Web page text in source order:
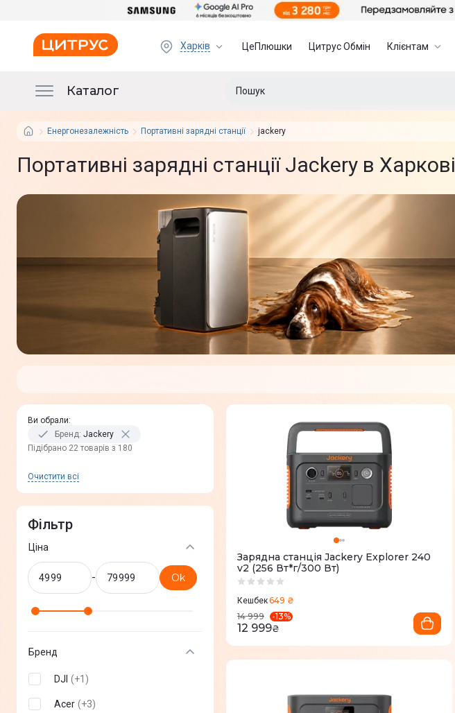
Харків ЦеПлюшки Цитрус Обмін Клієнтам
Каталог
Енергонезалежність Портативні зарядні станції jackery
Портативні зарядні станції Jackery в Харкові
Ви обрали:
Бренд: Jackery
Пiдiбрано 22 товарів з 180
Очистити всi
Фільтр
Ціна
- Ok
Бренд
DJI (+1 )
Acer (+3)
Зарядна станцiя Jackery Explorer 240
v2 (256 Вт*г/300 Вт)
Кешбек649 ₴
14 999
-13%
12 999₴